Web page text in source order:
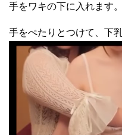
手をワキの下に入れます。
手をぺたりとつけて、下